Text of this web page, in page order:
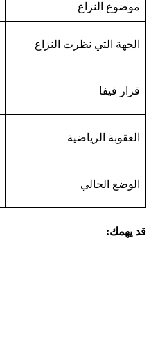
موضوع النزاع
الجهة التي نظرت النزاع
قرار فيفا
العقوبة الرياضية
الوضع الحالي
قد يهمك: